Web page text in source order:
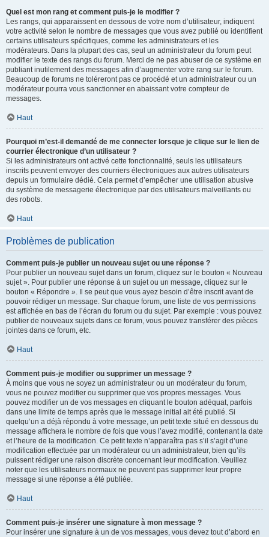
Quel est mon rang et comment puis-je le modifier ?
Les rangs, qui apparaissent en dessous de votre nom d’utilisateur, indiquent
votre activité selon le nombre de messages que vous avez publié ou identifient
certains utilisateurs spécifiques, comme les administrateurs et les
modérateurs. Dans la plupart des cas, seul un administrateur du forum peut
modifier le texte des rangs du forum. Merci de ne pas abuser de ce système en
publiant inutilement des messages afin d’augmenter votre rang sur le forum.
Beaucoup de forums ne toléreront pas ce procédé et un administrateur ou un
modérateur pourra vous sanctionner en abaissant votre compteur de
messages.
Haut
Pourquoi m’est-il demandé de me connecter lorsque je clique sur le lien de
courrier électronique d’un utilisateur ?
Si les administrateurs ont activé cette fonctionnalité, seuls les utilisateurs
inscrits peuvent envoyer des courriers électroniques aux autres utilisateurs
depuis un formulaire dédié. Cela permet d’empêcher une utilisation abusive
du système de messagerie électronique par des utilisateurs malveillants ou
des robots.
Haut
Problèmes de publication
Comment puis-je publier un nouveau sujet ou une réponse ?
Pour publier un nouveau sujet dans un forum, cliquez sur le bouton « Nouveau
sujet ». Pour publier une réponse à un sujet ou un message, cliquez sur le
bouton « Répondre ». Il se peut que vous ayez besoin d’être inscrit avant de
pouvoir rédiger un message. Sur chaque forum, une liste de vos permissions
est affichée en bas de l’écran du forum ou du sujet. Par exemple : vous pouvez
publier de nouveaux sujets dans ce forum, vous pouvez transférer des pièces
jointes dans ce forum, etc.
Haut
Comment puis-je modifier ou supprimer un message ?
À moins que vous ne soyez un administrateur ou un modérateur du forum,
vous ne pouvez modifier ou supprimer que vos propres messages. Vous
pouvez modifier un de vos messages en cliquant le bouton adéquat, parfois
dans une limite de temps après que le message initial ait été publié. Si
quelqu’un a déjà répondu à votre message, un petit texte situé en dessous du
message affichera le nombre de fois que vous l’avez modifié, contenant la date
et l’heure de la modification. Ce petit texte n’apparaîtra pas s’il s’agit d’une
modification effectuée par un modérateur ou un administrateur, bien qu’ils
puissent rédiger une raison discrète concernant leur modification. Veuillez
noter que les utilisateurs normaux ne peuvent pas supprimer leur propre
message si une réponse a été publiée.
Haut
Comment puis-je insérer une signature à mon message ?
Pour insérer une signature à un de vos messages, vous devez tout d’abord en